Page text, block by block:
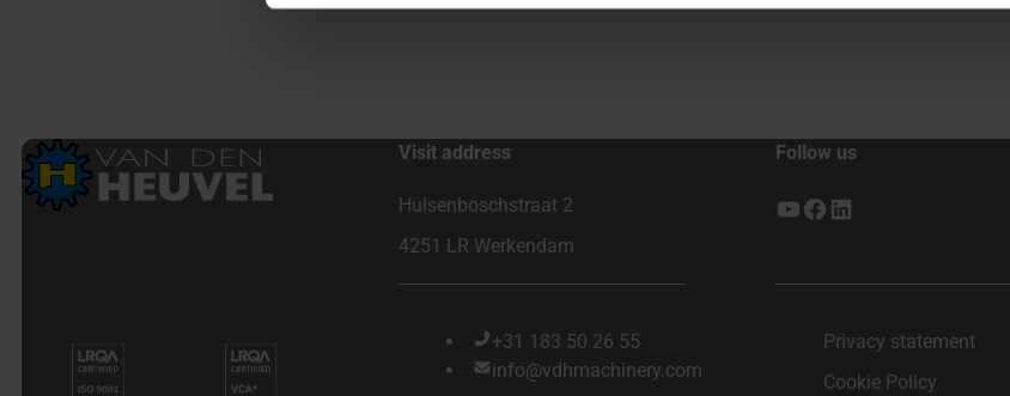
Visit address
Hulsenboschstraat 2
4251 LR Werkendam
+31 183 50 26 55
info@vdhmachinery.com
Follow us
YouTube
Facebook
LinkedIn
Privacy statement
Cookie Policy